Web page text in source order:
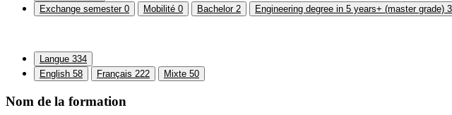
Exchange semester 0 Mobilité 0 Bachelor 2 Engineering degree in 5 years+ (master grade) 3
Langue 334
English 58 Français 222 Mixte 50
Nom de la formation